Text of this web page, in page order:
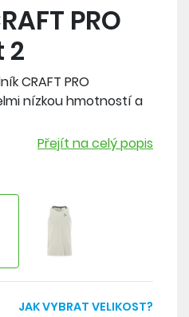
PRO
2
CRAFT PRO
nízkou hmotností a
g/m2
pro vyšší prodyšnost
vyšší komfort
Přejít na celý popis
JAK VYBRAT VELIKOST?